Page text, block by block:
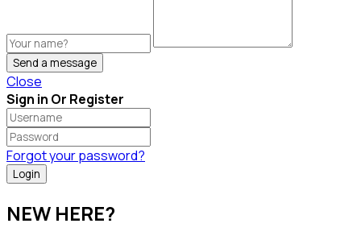
Send a message
Close
Sign in Or Register
Forgot your password?
NEW HERE?